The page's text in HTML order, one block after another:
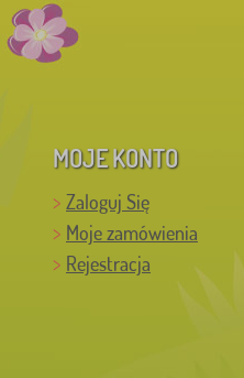
MOJE KONTO
Zaloguj Się
Moje zamówienia
Rejestracja